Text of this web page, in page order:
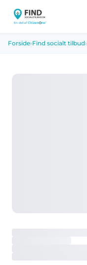
Forside›Find socialt tilbud›